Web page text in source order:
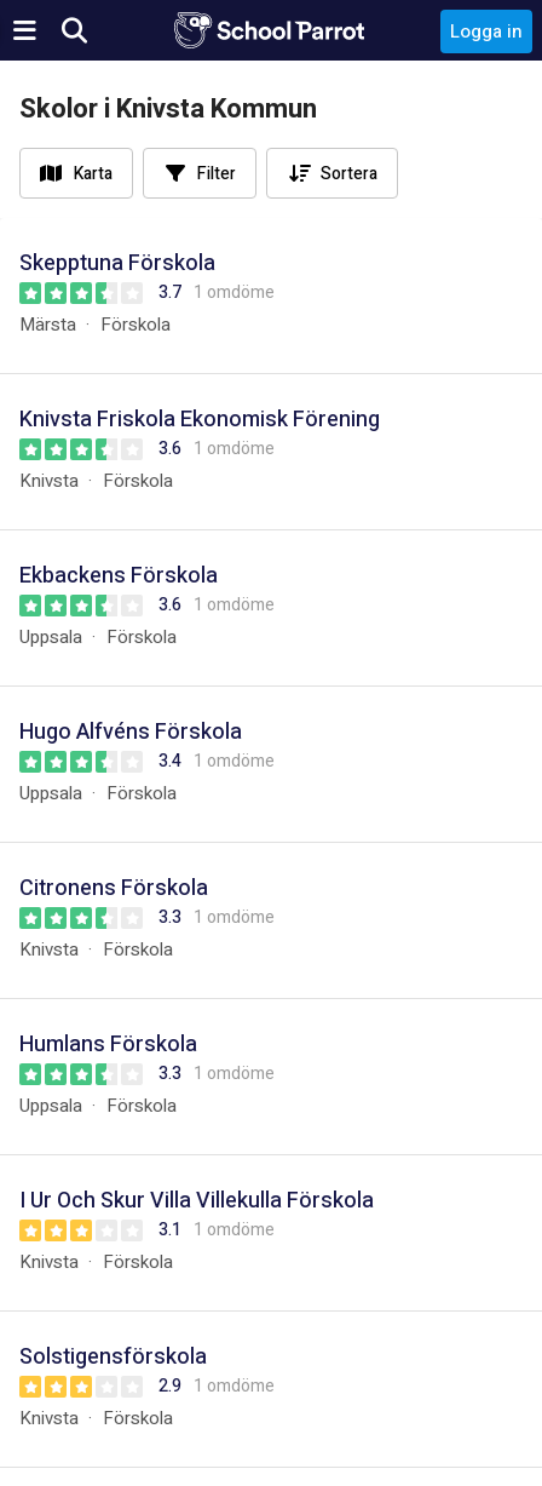
Logga in
Skolor i Knivsta Kommun
Karta Filter Sortera
Skepptuna Förskola
3.7 1 omdöme
Märsta Förskola
Knivsta Friskola Ekonomisk Förening
3.6 1 omdöme
Knivsta Förskola
Ekbackens Förskola
3.6 1 omdöme
Uppsala Förskola
Hugo Alfvéns Förskola
3.4 1 omdöme
Uppsala Förskola
Citronens Förskola
3.3 1 omdöme
Knivsta Förskola
Humlans Förskola
3.3 1 omdöme
Uppsala Förskola
I Ur Och Skur Villa Villekulla Förskola
3.1 1 omdöme
Knivsta Förskola
Solstigensförskola
2.9 1 omdöme
Knivsta Förskola